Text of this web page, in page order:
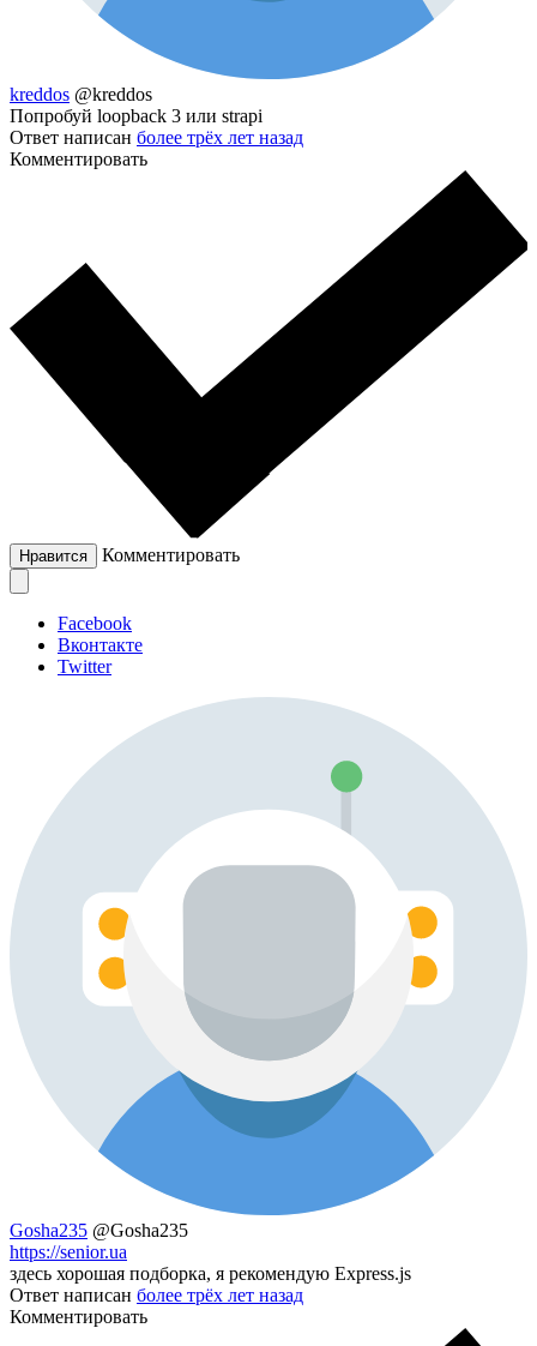
kreddos @kreddos
Попробуй loopback 3 или strapi
Ответ написан более трёх лет назад
Комментировать
Нравится Комментировать
Facebook
Вконтакте
Twitter
Gosha235 @Gosha235
https://senior.ua
здесь хорошая подборка, я рекомендую Express.js
Ответ написан более трёх лет назад
Комментировать